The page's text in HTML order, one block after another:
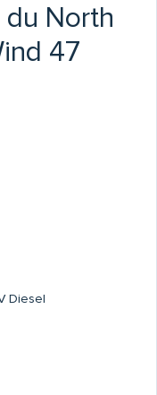
North
47
Diesel